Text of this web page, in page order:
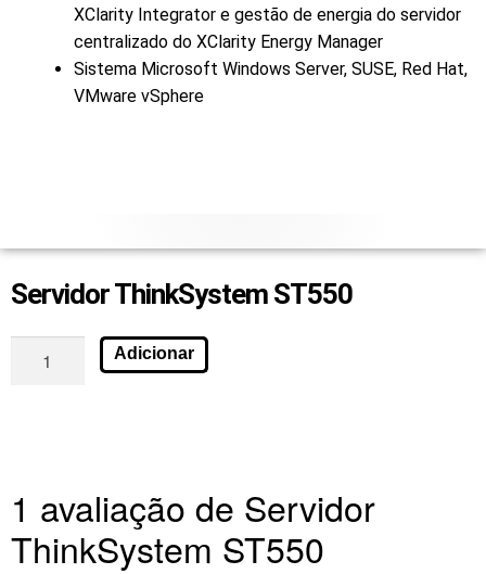
XClarity Integrator e gestão de energia do servidor
centralizado do XClarity Energy Manager
Sistema Microsoft Windows Server, SUSE, Red Hat,
VMware vSphere
Servidor ThinkSystem ST550
Adicionar
1 avaliação de Servidor
ThinkSystem ST550